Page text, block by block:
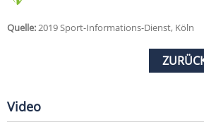
Quelle:2019 Sport-Informations-Dienst, Köln
Video